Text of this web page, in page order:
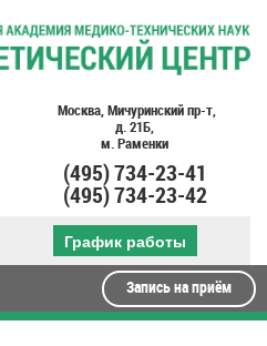
Москва, Мичуринский пр-т,
д. 21Б,
м. Раменки
(495)734-23-41
(495)734-23-42
График работы
Запись на приём